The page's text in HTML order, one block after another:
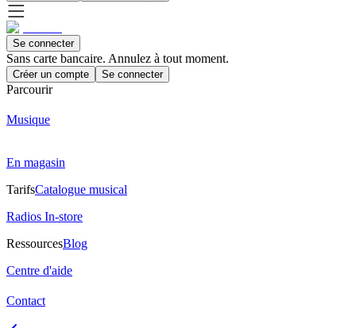
Se connecter
Sans carte bancaire. Annulez à tout moment.
Créer un compte Se connecter
Parcourir
Musique
En magasin
TarifsCatalogue musical
Radios In-store
RessourcesBlog
Centre d'aide
Contact